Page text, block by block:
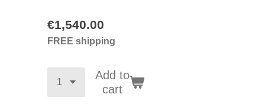
€1,540.00
FREE shipping
Add to
cart